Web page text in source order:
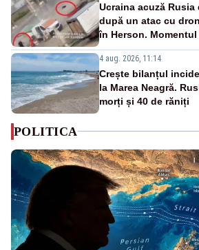
Ucraina acuză Rusia
după un atac cu
în Herson.
4 aug. 2026, 11:14
Crește bilanțul
la Marea Neagră.
morți și 40 de răniți
POLITICA